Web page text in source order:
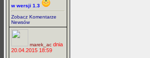
w wersji 1.3
Zobacz Komentarze
Newsów
marek_ac dnia
20.04.2015 18:59